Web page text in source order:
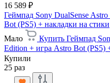
16 589 ₽
Геймпад Sony DualSense
Bot (PS5) + накладки на стики
Мало
Купить Геймпад
Edition + игра Astro Bot (PS5)
Купили
25 раз